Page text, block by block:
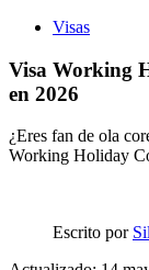
Visas
Visa Working
en 2026
¿Eres fan de ola
Working Holiday
Escrito por